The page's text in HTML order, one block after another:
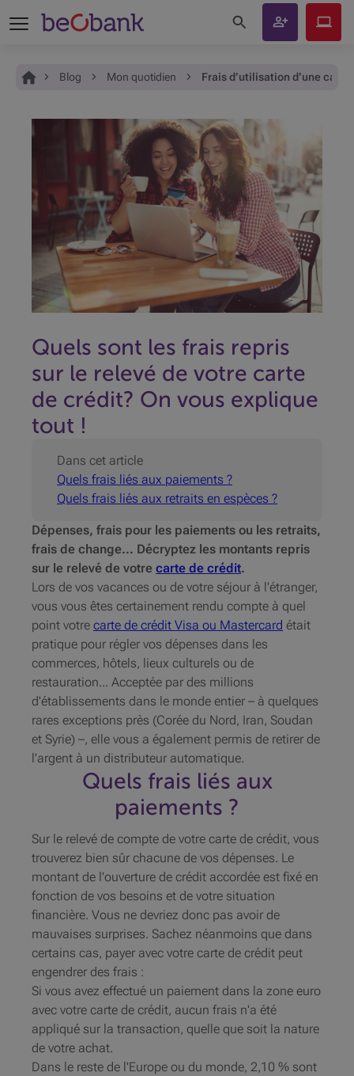
Vous êtes ici:
Accueil Blog Mon quotidien Frais d’utilisation d’une
Quels sont les frais repris
sur le relevé de votre carte
de crédit? On vous explique
tout !
Dans cet article
Quels frais liés aux paiements ?
Quels frais liés aux retraits en espèces ?
Dépenses, frais pour les paiements ou les retraits,
frais de change… Décryptez les montants repris
sur le relevé de votre carte de crédit.
Lors de vos vacances ou de votre séjour à l'étranger,
vous vous êtes certainement rendu compte à quel
point votre carte de crédit Visa ou Mastercard était
pratique pour régler vos dépenses dans les
commerces, hôtels, lieux culturels ou de
restauration... Acceptée par des millions
d'établissements dans le monde entier – à quelques
rares exceptions près (Corée du Nord, Iran, Soudan
et Syrie) –, elle vous a également permis de retirer de
l'argent à un distributeur automatique.
Quels frais liés aux
paiements ?
Sur le relevé de compte de votre carte de crédit, vous
trouverez bien sûr chacune de vos dépenses. Le
montant de l'ouverture de crédit accordée est fixé en
fonction de vos besoins et de votre situation
financière. Vous ne devriez donc pas avoir de
mauvaises surprises. Sachez néanmoins que dans
certains cas, payer avec votre carte de crédit peut
engendrer des frais :
Si vous avez effectué un paiement dans la zone euro
avec votre carte de crédit, aucun frais n'a été
appliqué sur la transaction, quelle que soit la nature
de votre achat.
Dans le reste de l'Europe ou du monde, 2,10 % sont